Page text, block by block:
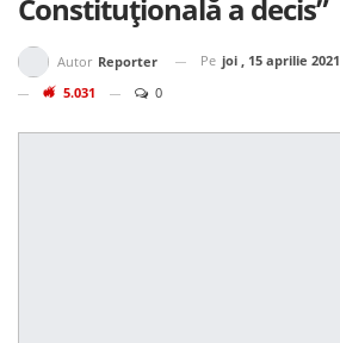
Constituțională a decis”
Autor Reporter Pe joi , 15 aprilie 2021
5.031
0